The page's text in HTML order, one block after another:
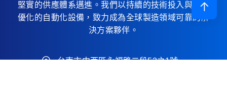
堅實的供應體系邁進。我們以持續的技術投入與不斷
優化的自動化設備，致力成為全球製造領域可靠的解
決方案夥伴。
台南市中西區永福路二段53之1號